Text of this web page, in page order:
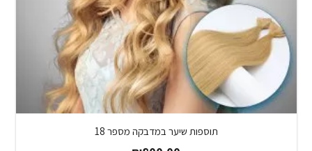
תוספות שיער במדבקה מספר 18